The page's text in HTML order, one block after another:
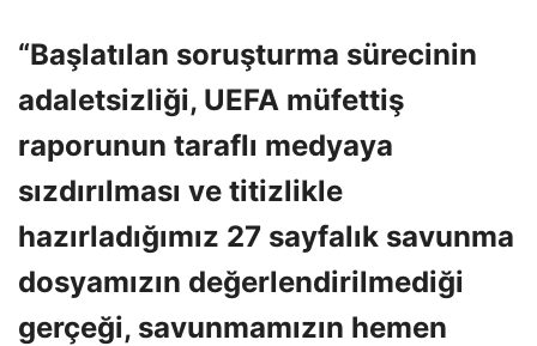
“Başlatılan soruşturma sürecinin
adaletsizliği, UEFA müfettiş
raporunun taraflı medyaya
sızdırılması ve titizlikle
hazırladığımız 27 sayfalık savunma
dosyamızın değerlendirilmediği
gerçeği, savunmamızın hemen